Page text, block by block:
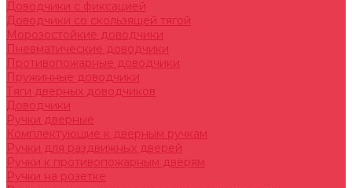
Доводчики с фиксацией
Доводчики со скользящей тягой
Морозостойкие доводчики
Пневматические доводчики
Противопожарные доводчики
Пружинные доводчики
Тяги дверных доводчиков
Доводчики
Ручки дверные
Комплектующие к дверным ручкам
Ручки для раздвижных дверей
Ручки к противопожарным дверям
Ручки на розетке